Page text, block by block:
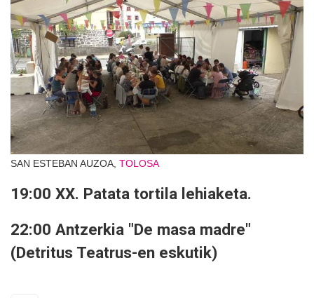
SAN ESTEBAN AUZOA, TOLOSA
19:00 XX. Patata tortila lehiaketa.
22:00 Antzerkia "De masa madre"
(Detritus Teatrus-en eskutik)